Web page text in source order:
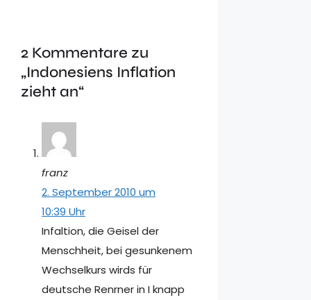
2 Kommentare zu
„Indonesiens Inflation
zieht an“
franz
2. September 2010 um
10:39 Uhr
Infaltion, die Geisel der
Menschheit, bei gesunkenem
Wechselkurs wirds für
deutsche Renrner in I knapp